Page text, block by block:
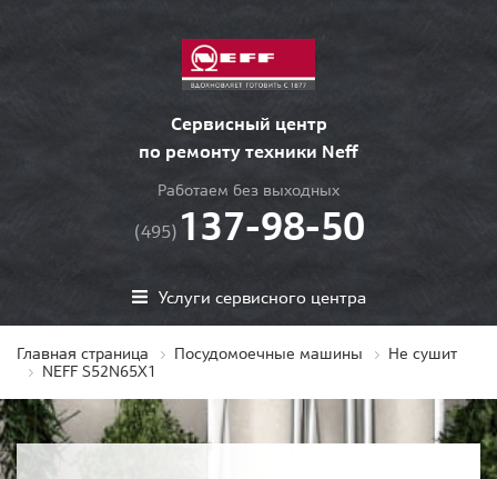
Сервисный центр
по ремонту техники Neff
Работаем без выходных
(495) 137-98-50
Услуги сервисного центра
Главная страница Посудомоечные машины
Не сушит
NEFF S52N65X1